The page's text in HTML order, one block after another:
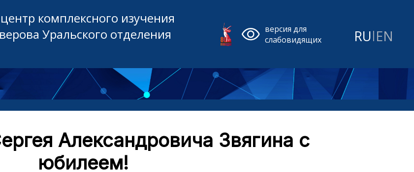
комплексного изучения
Уральского отделения
версия для
слабовидящих
RU| EN
Александровича Звягина с
юбилеем!